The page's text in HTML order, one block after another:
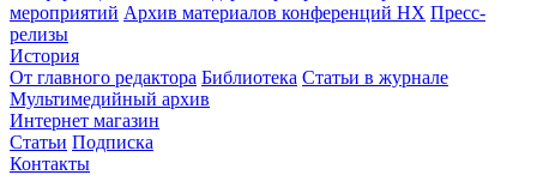
мероприятий Архив материалов конференций НХ Пресс-
релизы
История
От главного редактора Библиотека Статьи в журнале
Мультимедийный архив
Интернет магазин
Статьи Подписка
Контакты